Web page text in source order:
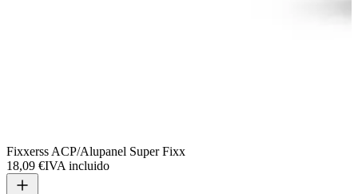
Fixxerss ACP/Alupanel Super Fixx
18,09 €IVA incluido